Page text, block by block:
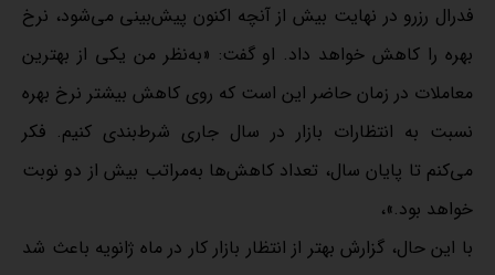
فدرال رزرو در نهایت بیش از آنچه اکنون پیش‌بینی می‌شود، نرخ
بهره را کاهش خواهد داد. او گفت: «به‌نظر من یکی از بهترین
معاملات در زمان حاضر این است که روی کاهش بیشتر نرخ‌ بهره
نسبت به انتظارات بازار در سال جاری شرط‌بندی کنیم. فکر
می‌کنم تا پایان سال، تعداد کاهش‌ها به‌مراتب بیش از دو نوبت
خواهد بود.»،
با این حال، گزارش بهتر از انتظار بازار کار در ماه ژانویه باعث شد